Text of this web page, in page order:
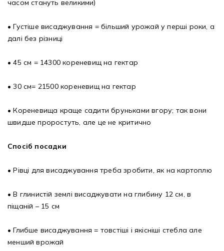
часом стануть великими)
• Густіше висаджування = більший урожай у перші роки, а
далі без різниці
• 45 см = 14300 кореневищ на гектар
• 30 см= 21500 кореневищ на гектар
• Кореневища краще садити бруньками вгору; так вони
швидше проростуть, але це не критично
Спосіб посадки
• Рівці для висаджування треба зробити, як на картоплю
• В глинистій землі висаджувати на глибину 12 см, в
піщаній – 15 см
• Глибше висаджування = товстіші і якісніші стебла але
менший врожай